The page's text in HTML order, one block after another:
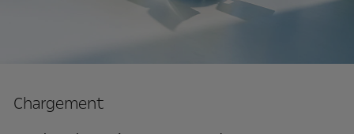
Chargement